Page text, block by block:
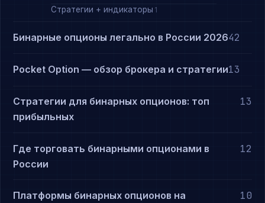
Стратегии + индикаторы 1
Бинарные опционы легально в России 202642
Pocket Option — обзор брокера и стратегии13
Стратегии для бинарных опционов: топ
прибыльных
13
Где торговать бинарными опционами в
России
12
Платформы бинарных опционов на
10